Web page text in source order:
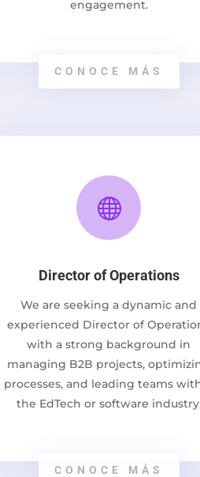
engagement.
CONOCE MÁS

Director of Operations
We are seeking a dynamic and
experienced Director of
with a strong background in
managing B2B projects,
processes, and leading teams
the EdTech or software
CONOCE MÁS